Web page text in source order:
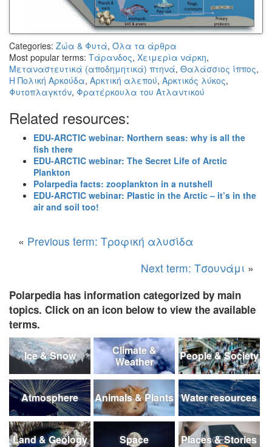
Categories: Ζώα & Φυτά, Όλα τα άρθρα
Most popular terms: Τάρανδος, Χειμερία νάρκη,
Μεταναστευτικά (αποδημητικά) πτηνά, Θαλάσσιος ίππος,
H Πολική Αρκούδα, Αρκτική αλεπού, Αρκτικός λύκος,
Φυτοπλαγκτόν, Φρατέρκουλα του Ατλαντικού
Related resources:
EDU-ARCTIC webinar: Northern seas: why is all the
fish there
EDU-ARCTIC webinar: The Secret Life of Arctic
Plankton
Polarpedia facts: zooplankton in a nutshell
EDU-ARCTIC webinar: Plastic in the Arctic – it’s in the
air and soil too!
« Previous term: Τροφική αλυσίδα
Next term: Τσουνάμι »
Polarpedia has information categorized by main
topics. Click on an icon below to view the available
terms.
Ice & Snow
Climate &
Weather
People & Society
Atmosphere Animals & Plants Water resources
Land & Geology Space Places & Stories